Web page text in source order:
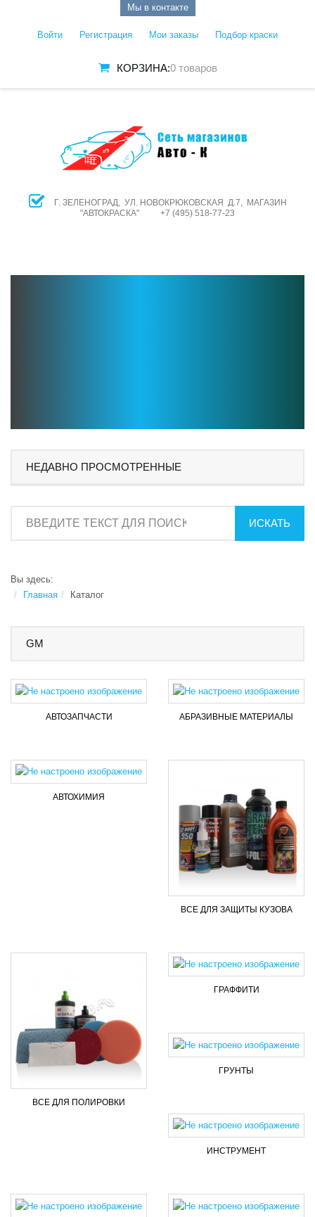
Мы в контакте
Войти Регистрация Мои заказы Подбор краски
КОРЗИНА:0 товаров
Г. ЗЕЛЕНОГРАД, УЛ. НОВОКРЮКОВСКАЯ Д.7, МАГАЗИН
"АВТОКРАСКА" +7 (495) 518-77-23
НЕДАВНО ПРОСМОТРЕННЫЕ
ИСКАТЬ
Вы здесь:
Главная
Каталог
GM
AВТОЗАПЧАСТИ АБРАЗИВНЫЕ МАТЕРИАЛЫ
АВТОХИМИЯ
ВСЕ ДЛЯ ЗАЩИТЫ КУЗОВА
ВСЕ ДЛЯ ПОЛИРОВКИ
ГРАФФИТИ
ГРУНТЫ
ИНСТРУМЕНТ